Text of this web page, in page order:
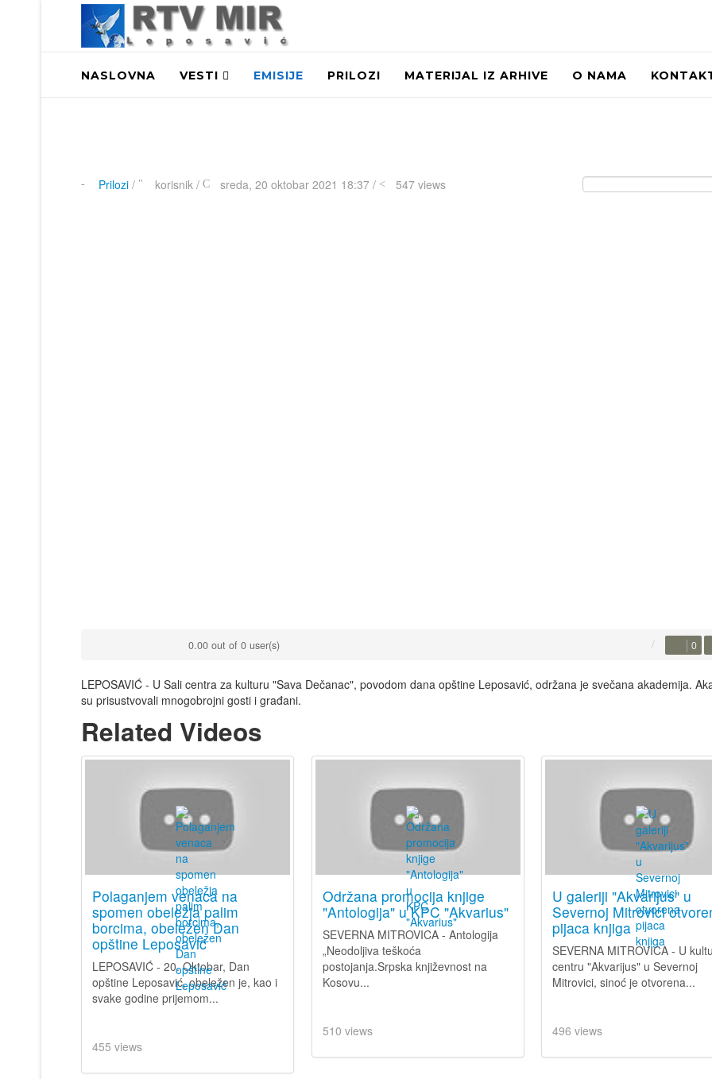
NASLOVNA VESTI EMISIJE PRILOZI MATERIJAL IZ ARHIVE O NAMA
Prilozi/ korisnik / sreda, 20 oktobar 2021 18:37 / 547 views
0.00 out of 0 user(s) 0
LEPOSAVIĆ - U Sali centra za kulturu "Sava Dečanac", povodom dana opštine Leposavić, održana je svečana akademija.
su prisustvovali mnogobrojni gosti i građani.
Related Videos
Polaganjem venaca na
spomen obeležja palim
borcima, obeležen Dan
opštine Leposavić
LEPOSAVIĆ - 20. Oktobar, Dan
opštine Leposavić, obeležen je, kao i
svake godine prijemom...
455 views
Održana promocija knjige
"Antologija" u KPC "Akvarius"
SEVERNA MITROVICA - Antologija
„Neodoljiva teškoća
postojanja.Srpska književnost na
Kosovu...
510 views
U galeriji "Akvarijus" u
Severnoj Mitrovici
pijaca knjiga
SEVERNA MITROVICA - U
centru "Akvarijus" u Severnoj
Mitrovici, sinoć je otvorena...
496 views